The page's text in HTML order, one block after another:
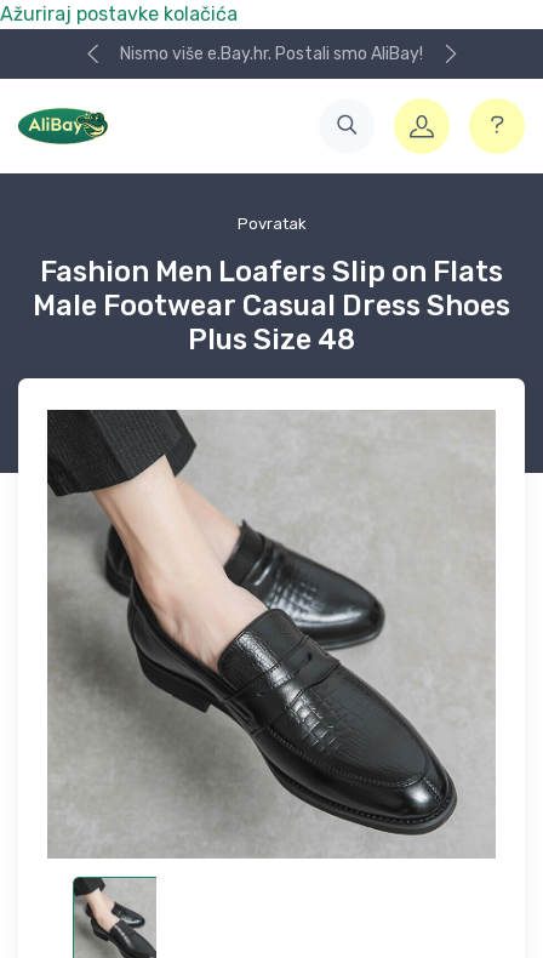
Ažuriraj postavke kolačića
Nismo više e.Bay.hr. Postali smo AliBay!
Povratak
Fashion Men Loafers Slip on Flats
Male Footwear Casual Dress Shoes
Plus Size 48